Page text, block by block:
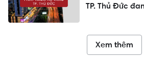
TP. Thủ Đức
Xem thêm